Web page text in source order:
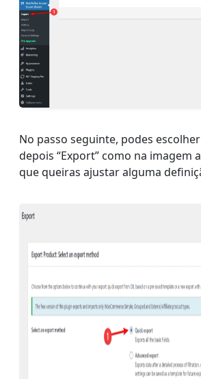
No passo seguinte, podes
depois “Export” como na imagem
que queiras ajustar alguma